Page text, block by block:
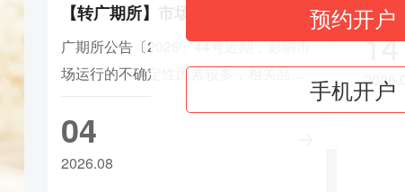
预约开户
手机开户
9、ad2608合约保证金调整为22%，
ad2609合约保证金调整为
证金调整为15%，涨跌停板幅度调整为8%
10、wr2609-2702合约涨跌停板幅度调整为8%
11、rb/hc/ss/ru/sp/op
2609合约保证金调整为17%，bu/br2609
12、br/hc/rb/ss/op/sp/ru/bu2608合约保证金调整为22%
1、rr/cs2609合约保证金调整为13%，a/b/c/jd/m/y
【转广期所】市场风险提示公告
广期所公告〔2026〕44号近期，影响市
场运行的不确定性因素较多，相关品种
防范，理性合规参与市场，维护市场平
稳运行。我所将持续强化日常监管，严
04
2026.08
14
2026.07